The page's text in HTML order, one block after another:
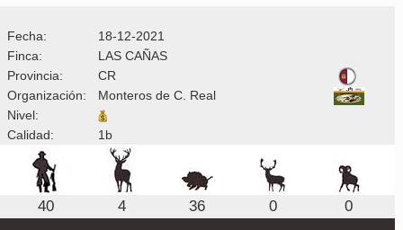
Fecha:
18-12-2021
Finca:
LAS CAÑAS
Provincia:
CR
Organización:
Monteros de C. Real
Nivel:
Calidad:
1b
40 4 36 0 0